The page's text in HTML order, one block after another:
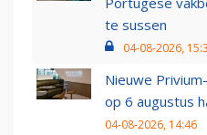
te sussen
04-08-2026,
Nieuwe
op 6 augustus
04-08-2026, 14:46